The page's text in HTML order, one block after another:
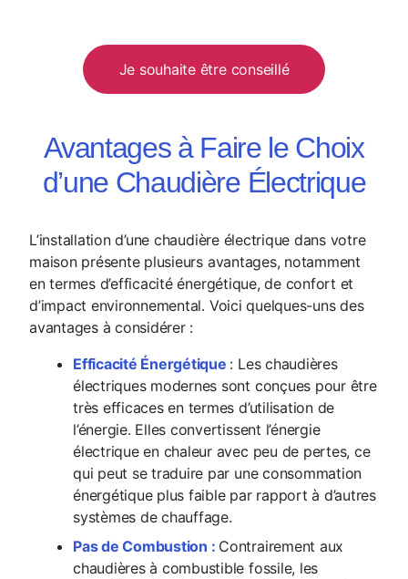
Je souhaite être conseillé
Avantages à Faire le Choix
d’une Chaudière Électrique
L’installation d’une chaudière électrique dans votre
maison présente plusieurs avantages, notamment
en termes d’efficacité énergétique, de confort et
d’impact environnemental. Voici quelques-uns des
avantages à considérer :
Efficacité Énergétique : Les chaudières
électriques modernes sont conçues pour être
très efficaces en termes d’utilisation de
l’énergie. Elles convertissent l’énergie
électrique en chaleur avec peu de pertes, ce
qui peut se traduire par une consommation
énergétique plus faible par rapport à d’autres
systèmes de chauffage.
Pas de Combustion : Contrairement aux
chaudières à combustible fossile, les